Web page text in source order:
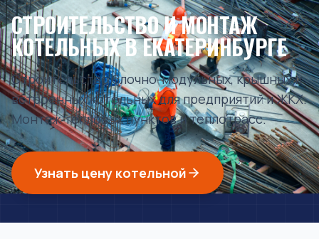
СТРОИТЕЛЬСТВО И МОНТАЖ
КОТЕЛЬНЫХВ ЕКАТЕРИНБУРГЕ
Строительство блочно-модульных, крышных и
встроенных котельных для предприятий и ЖКХ.
Монтаж тепловых пунктов и теплотрасс.
Узнать цену котельной